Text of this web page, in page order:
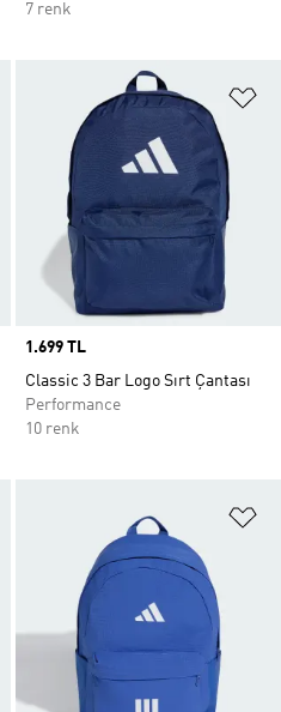
7 renk
Favori Listesine Ekle
Price
1.699 TL
Classic 3 Bar Logo Sırt Çantası
Performance
10 renk
Favori Listesine Ekle